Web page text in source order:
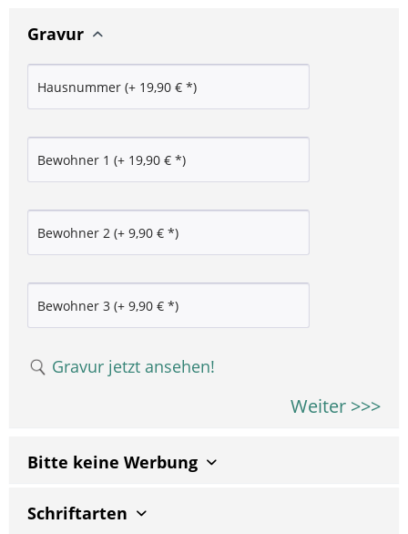
Gravur
Gravur jetzt ansehen!
Weiter >>>
Bitte keine Werbung
Schriftarten